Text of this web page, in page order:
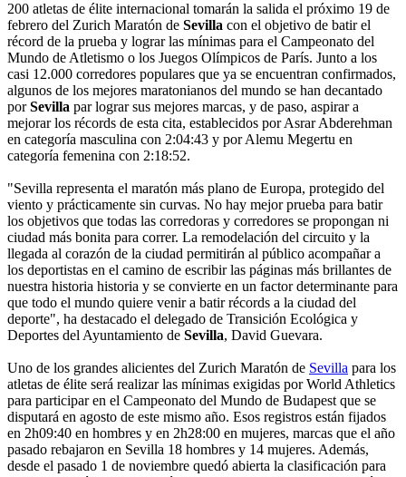
200 atletas de élite internacional tomarán la salida el próximo 19 de
febrero del Zurich Maratón de Sevilla con el objetivo de batir el
récord de la prueba y lograr las mínimas para el Campeonato del
Mundo de Atletismo o los Juegos Olímpicos de París. Junto a los
casi 12.000 corredores populares que ya se encuentran confirmados,
algunos de los mejores maratonianos del mundo se han decantado
porSevilla par lograr sus mejores marcas, y de paso, aspirar a
mejorar los récords de esta cita, establecidos por Asrar Abderehman
en categoría masculina con 2:04:43 y por Alemu Megertu en
categoría femenina con 2:18:52.
"Sevilla representa el maratón más plano de Europa, protegido del
viento y prácticamente sin curvas. No hay mejor prueba para batir
los objetivos que todas las corredoras y corredores se propongan ni
ciudad más bonita para correr. La remodelación del circuito y la
llegada al corazón de la ciudad permitirán al público acompañar a
los deportistas en el camino de escribir las páginas más brillantes de
nuestra historia historia y se convierte en un factor determinante para
que todo el mundo quiere venir a batir récords a la ciudad del
deporte", ha destacado el delegado de Transición Ecológica y
Deportes del Ayuntamiento de Sevilla, David Guevara.
Uno de los grandes alicientes del Zurich Maratón de Sevilla para los
atletas de élite será realizar las mínimas exigidas por World Athletics
para participar en el Campeonato del Mundo de Budapest que se
disputará en agosto de este mismo año. Esos registros están fijados
en 2h09:40 en hombres y en 2h28:00 en mujeres, marcas que el año
pasado rebajaron en Sevilla 18 hombres y 14 mujeres. Además,
desde el pasado 1 de noviembre quedó abierta la clasificación para